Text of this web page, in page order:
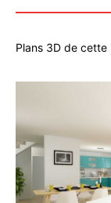
Plans 3D de